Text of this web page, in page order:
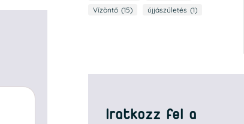
Vízöntő (15) újjászületés (1)
Iratkozz fel a